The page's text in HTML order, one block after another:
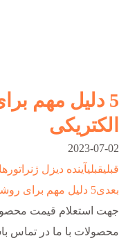
5 دلیل مهم
الکتریکی
2023-07-02
قبلیقبلیآینده دیزل
بعدی5 دلیل مهم برای روشن نشدن موتور الکتریکی
جهت استعلام قیمت
محصولات با ما در تماس